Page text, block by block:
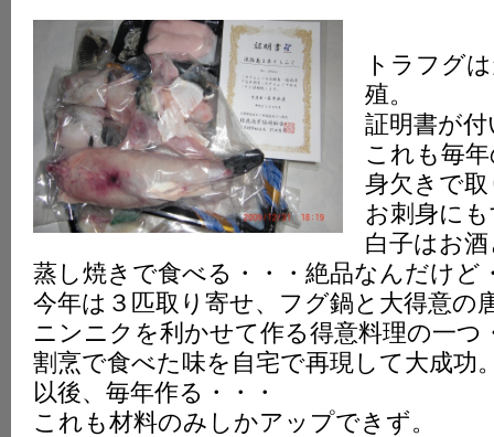
トラフグ
殖。
証明書が
これも毎
身欠きで
お刺身に
白子はお
蒸し焼きで食べる・・・絶品なんだけど
今年は３匹取り寄せ、フグ鍋と大得意の
ニンニクを利かせて作る得意料理の一つ
割烹で食べた味を自宅で再現して大成功
以後、毎年作る・・・
これも材料のみしかアップできず。